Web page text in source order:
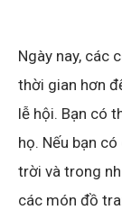
Ngày nay, các
thời gian hơn
lễ hội. Bạn có
họ. Nếu bạn
trời và trong
các món đồ